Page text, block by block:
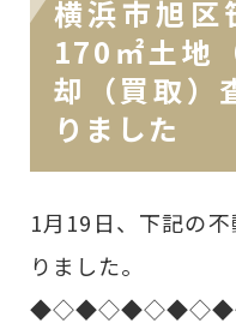
横浜市旭
170㎡土地
却（買取）
りました
1月19日、下記の
りました。